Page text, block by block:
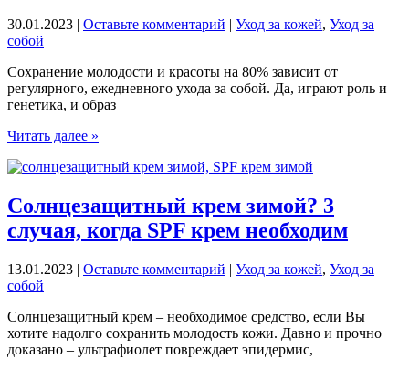
частых
в
уходе
30.01.2023 | Оставьте комментарий | Уход за кожей, Уход за
собой
Сохранение молодости и красоты на 80% зависит от
регулярного, ежедневного ухода за собой. Да, играют роль и
генетика, и образ
Этапы
за
лица:
4
основных.
набор
косметики
Читать далее »
Солнцезащитный крем зимой? 3
случая, когда SPF крем необходим
13.01.2023 | Оставьте комментарий | Уход за кожей, Уход за
собой
Солнцезащитный крем – необходимое средство, если Вы
хотите надолго сохранить молодость кожи. Давно и прочно
доказано – ультрафиолет повреждает эпидермис,